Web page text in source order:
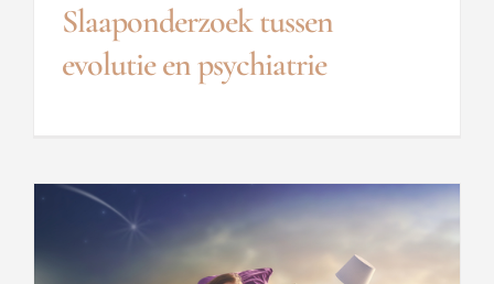
Slaaponderzoek tussen
evolutie en psychiatrie